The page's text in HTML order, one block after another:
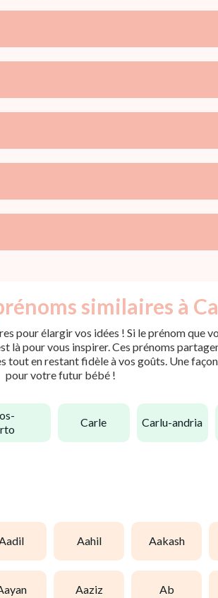
similaires à
pour élargir vos idées ! Si le prénom que
pour vous inspirer. Ces prénoms
tout en restant fidèle à vos goûts. Une
pour votre futur bébé !
carle carlu-andria
aadil aahil aakash
aayan aaziz ab